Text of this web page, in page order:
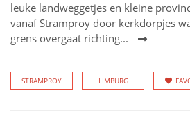
leuke landweggetjes en kleine
vanaf Stramproy door kerkdorpjes
grens overgaat richting...
STRAMPROY LIMBURG